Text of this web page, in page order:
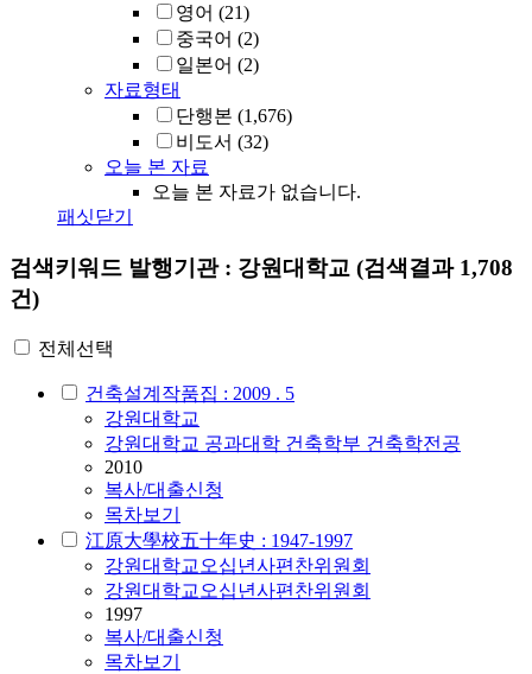
영어 (21)
중국어 (2)
일본어 (2)
자료형태
단행본 (1,676)
비도서 (32)
오늘 본 자료
오늘 본 자료가 없습니다.
패싯닫기
검색키워드 발행기관 : 강원대학교 (검색결과 1,708
건)
전체선택
건축설계작품집 : 2009 . 5
강원대학교
강원대학교 공과대학 건축학부 건축학전공
2010
복사/대출신청
목차보기
江原大學校五十年史 : 1947-1997
강원대학교오십년사편찬위원회
강원대학교오십년사편찬위원회
1997
복사/대출신청
목차보기